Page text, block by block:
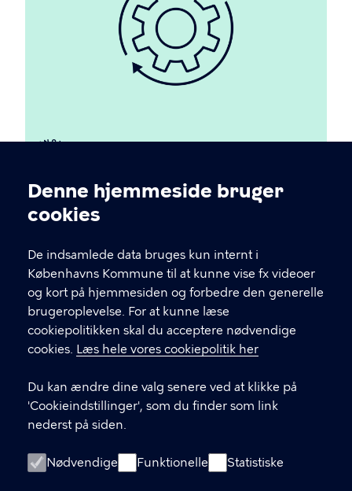
Cookieindstillinger
Denne hjemmeside bruger
cookies
De indsamlede data bruges kun internt i
Københavns Kommune til at kunne vise fx videoer
og kort på hjemmesiden og forbedre den generelle
brugeroplevelse. For at kunne læse
cookiepolitikken skal du acceptere nødvendige
cookies. Læs hele vores cookiepolitik her
Du kan ændre dine valg senere ved at klikke på
'Cookieindstillinger', som du finder som link
nederst på siden.
Nødvendige Funktionelle Statistiske
BUF IT
KONTAKT
mail@pit-support.kk.dk
GENVEJE
Opret sag i Nilex